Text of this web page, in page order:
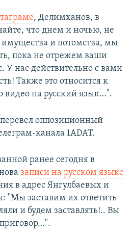
, Делимханов, в
что днем и ночью, не
и потомства, мы
пока не отрежем ваши
У нас действительно с вами
Также это относится к
видео на русский язык…".
оппозиционный
канала 1ADAT.
ранее сегодня в
записи на русском языке
в адрес Янгулбаевых и
"Мы заставим их ответить
и будем заставлять!.. Вы